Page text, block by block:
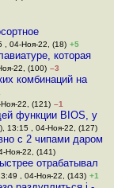
, 04-Ноя-22, (18) +5
которая
22, (100) –3
комбинаций на
22, (121) –1
функции BIOS, у
13:15 , 04-Ноя-22, (127)
с 2 чипами даром
Ноя-22, (141)
отрабатывал
, 04-Ноя-22, (143) +1